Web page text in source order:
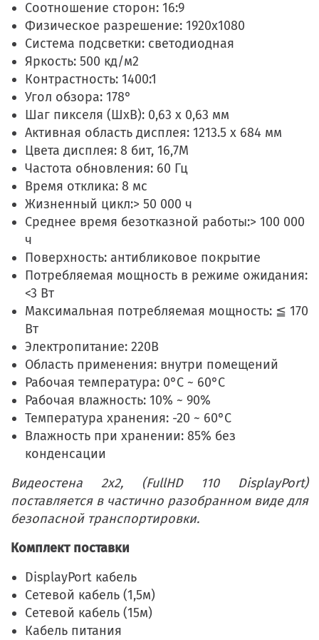
Соотношение сторон: 16:9
Физическое разрешение: 1920x1080
Система подсветки: светодиодная
Яркость: 500 кд/м2
Контрастность: 1400:1
Угол обзора: 178°
Шаг пикселя (ШхВ): 0,63 х 0,63 мм
Активная область дисплея: 1213.5 x 684 мм
Цвета дисплея: 8 бит, 16,7М
Частота обновления: 60 Гц
Время отклика: 8 мс
Жизненный цикл:> 50 000 ч
Среднее время безотказной работы:> 100 000
ч
Поверхность: антибликовое покрытие
Потребляемая мощность в режиме ожидания:
<3 Вт
Максимальная потребляемая мощность: ≦ 170
Вт
Электропитание: 220В
Область применения: внутри помещений
Рабочая температура: 0°C ~ 60°C
Рабочая влажность: 10% ~ 90%
Температура хранения: -20 ~ 60°C
Влажность при хранении: 85% без
конденсации
Видеостена 2x2, (FullHD 110 DisplayPort)
поставляется в частично разобранном виде для
безопасной транспортировки.
Комплект поставки
DisplayPort кабель
Сетевой кабель (1,5м)
Сетевой кабель (15м)
Кабель питания